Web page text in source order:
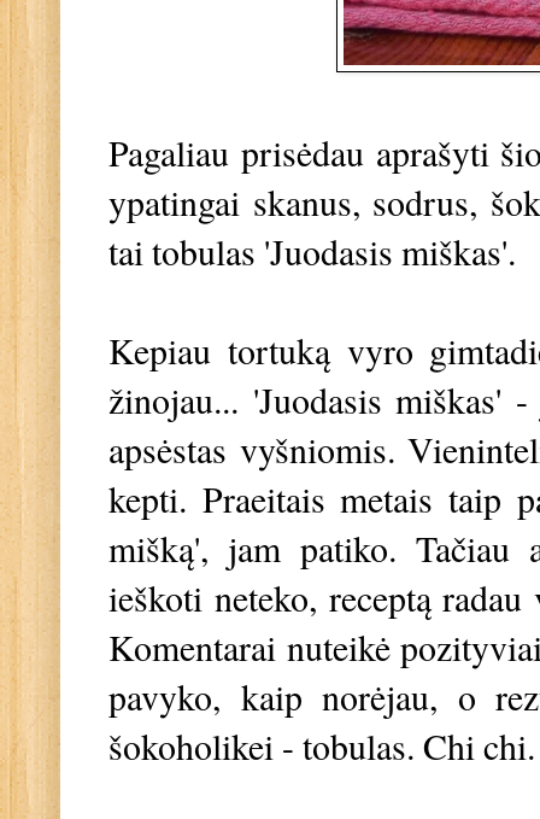
Pagaliau prisėdau aprašyti
ypatingai skanus, sodrus,
tai tobulas 'Juodasis miškas'.
Kepiau tortuką vyro
žinojau... 'Juodasis miškas'
apsėstas vyšniomis.
kepti. Praeitais metais taip
mišką', jam patiko. Tačiau
ieškoti neteko, receptą
Komentarai nuteikė
pavyko, kaip norėjau, o
šokoholikei - tobulas. Chi chi.